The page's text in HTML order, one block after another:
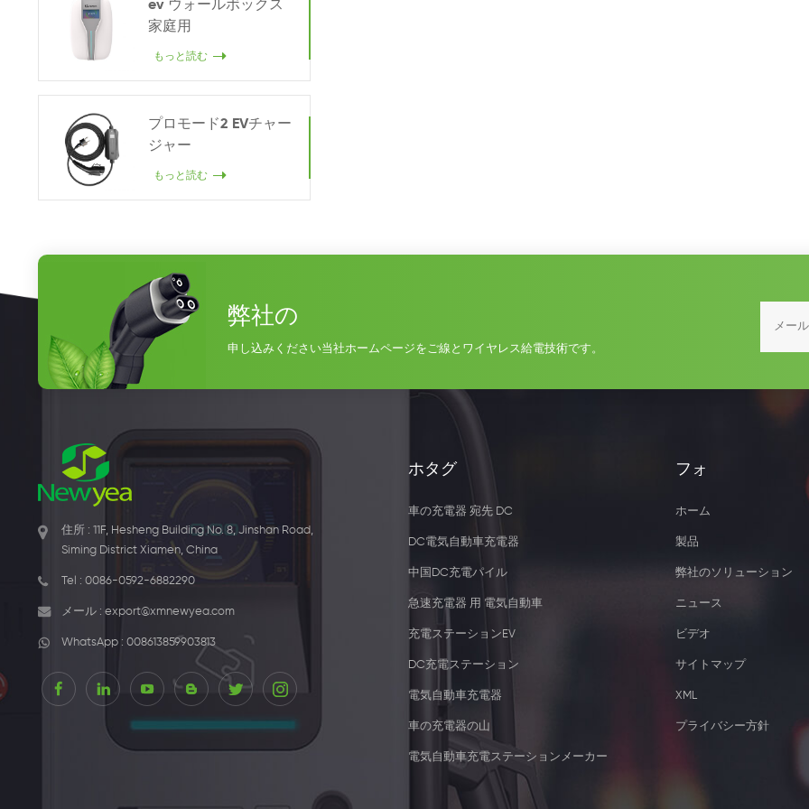
ev ウォールボックス
家庭用
もっと読む
プロモード2 EVチャー
ジャー
もっと読む
弊社の
申し込みください当社ホームページをご線とワイヤレス給電技術です。
住所 : 11F, Hesheng Building No. 8, Jinshan Road,
Siming District Xiamen, China
Tel : 0086-0592-6882290
メール : export@xmnewyea.com
WhatsApp : 008613859903813
ホタグ
車の充電器 宛先 DC
DC電気自動車充電器
中国DC充電パイル
急速充電器 用 電気自動車
充電ステーションEV
DC充電ステーション
電気自動車充電器
車の充電器の山
電気自動車充電ステーションメーカー
フォ
ホーム
製品
弊社のソリューション
ニュース
ビデオ
サイトマップ
XML
プライバシー方針
15W ワイヤレス充電器レシー
バー
器 ソケット